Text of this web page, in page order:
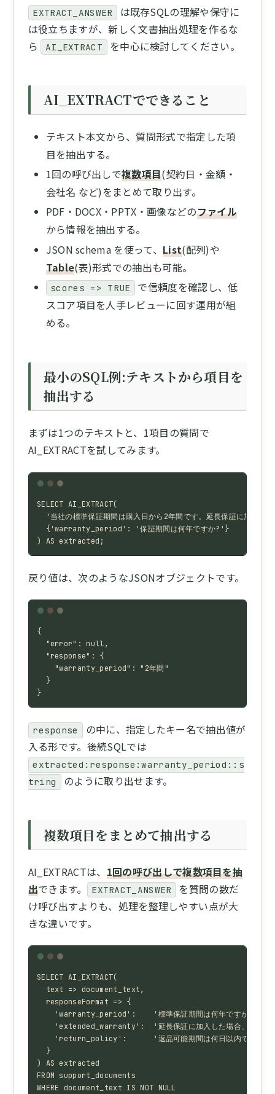
EXTRACT_ANSWER
は既存SQLの理解や保守に
は役立ちますが、新しく文書抽出処理を作るな
ら
AI_EXTRACT を中心に検討してください。
AI_EXTRACTでできること
テキスト本文から、質問形式で指定した項
目を抽出する。
1回の呼び出しで複数項目(契約日・金額・
会社名 など)をまとめて取り出す。
PDF・DOCX・PPTX・画像などのファイル
から情報を抽出する。
JSON schema を使って、List(配列)や
Table(表)形式での抽出も可能。
scores => TRUE
で信頼度を確認し、低
スコア項目を人手レビューに回す運用が組
める。
最小のSQL例:テキストから項目を
抽出する
まずは1つのテキストと、1項目の質問で
AI_EXTRACTを試してみます。
SELECT AI_EXTRACT(
'当社の標準保証期間は購入日から2年間です。延長保証に加入さ
  {'warranty_period': '保証期間は何年ですか?'}
) AS extracted;
戻り値は、次のようなJSONオブジェクトです。
{
  "error": null,
  "response": {
    "warranty_period": "2年間"
  }
}
response
の中に、指定したキー名で抽出値が
入る形です。後続SQLでは
extracted:response:warranty_period::s
tring
のように取り出せます。
複数項目をまとめて抽出する
AI_EXTRACTは、 1回の呼び出しで複数項目を抽
出できます。 EXTRACT_ANSWER
を質問の数だ
け呼び出すよりも、処理を整理しやすい点が大
きな違いです。
SELECT AI_EXTRACT(
  text => document_text,
  responseFormat => {
    'warranty_period':    '標準保証期間は何年ですか?',
'extended_warranty':  '延長保証に加入した場合、最大何
    'return_policy':      '返品可能期間は何日以内ですか?'
  }
) AS extracted
FROM support_documents
WHERE document_text IS NOT NULL